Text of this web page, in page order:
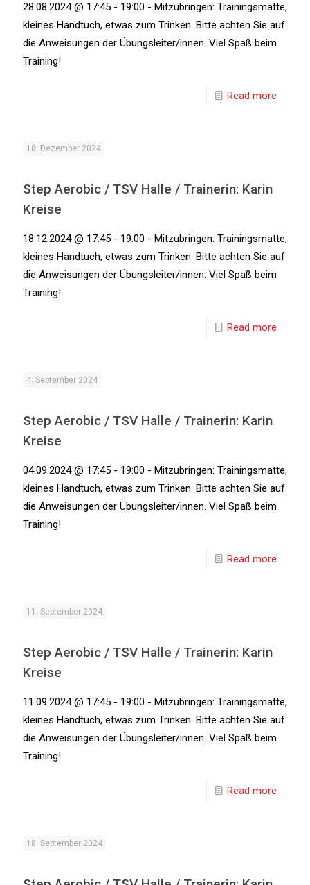
28.08.2024 @ 17:45 - 19:00 - Mitzubringen: Trainingsmatte,
kleines Handtuch, etwas zum Trinken. Bitte achten Sie auf
die Anweisungen der Übungsleiter/innen. Viel Spaß beim
Training!
Read more
18. Dezember 2024
Step Aerobic / TSV Halle / Trainerin: Karin
Kreise
18.12.2024 @ 17:45 - 19:00 - Mitzubringen: Trainingsmatte,
kleines Handtuch, etwas zum Trinken. Bitte achten Sie auf
die Anweisungen der Übungsleiter/innen. Viel Spaß beim
Training!
Read more
4. September 2024
Step Aerobic / TSV Halle / Trainerin: Karin
Kreise
04.09.2024 @ 17:45 - 19:00 - Mitzubringen: Trainingsmatte,
kleines Handtuch, etwas zum Trinken. Bitte achten Sie auf
die Anweisungen der Übungsleiter/innen. Viel Spaß beim
Training!
Read more
11. September 2024
Step Aerobic / TSV Halle / Trainerin: Karin
Kreise
11.09.2024 @ 17:45 - 19:00 - Mitzubringen: Trainingsmatte,
kleines Handtuch, etwas zum Trinken. Bitte achten Sie auf
die Anweisungen der Übungsleiter/innen. Viel Spaß beim
Training!
Read more
18. September 2024